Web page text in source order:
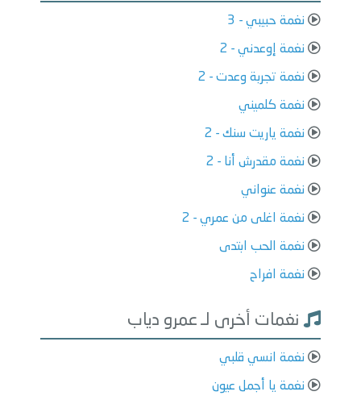
نغمة حبيبي - 3
نغمة إوعدني - 2
نغمة تجربة وعدت - 2
نغمة كلميني
نغمة ياريت سنك - 2
نغمة مقدرش أنا - 2
نغمة عنواني
نغمة اغلى من عمري - 2
نغمة الحب ابتدى
نغمة افراح
نغمات أخرى لـ عمرو دياب
نغمة انسي قلبي
نغمة يا أجمل عيون